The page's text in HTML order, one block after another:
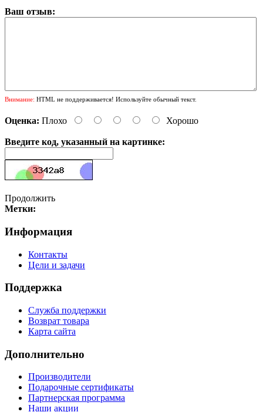
Ваш отзыв:
Внимание: HTML не поддерживается! Используйте обычный текст.
Оценка: Плохо Хорошо
Введите код, указанный на картинке:
Продолжить
Метки:
Информация
Контакты
Цели и задачи
Поддержка
Служба поддержки
Возврат товара
Карта сайта
Дополнительно
Производители
Подарочные сертификаты
Партнерская программа
Наши акции